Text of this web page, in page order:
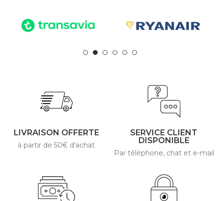
LIVRAISON OFFERTE
à partir de 50€ d'achat
SERVICE CLIENT
DISPONIBLE
Par téléphone, chat et e-mail